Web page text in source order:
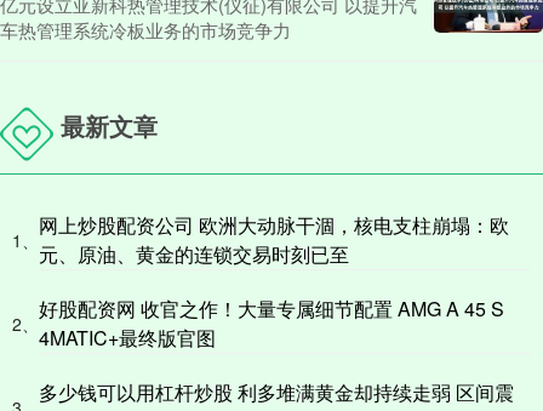
车热管理系统冷板业务的市场竞争力
最新文章
1、
网上炒股配资公司 欧洲大动脉干涸，核电支柱崩塌：欧
元、原油、黄金的连锁交易时刻已至
2、
好股配资网 收官之作！大量专属细节配置 AMG A 45 S
4MATIC+最终版官图
多少钱可以用杠杆炒股 利多堆满黄金却持续走弱 区间震